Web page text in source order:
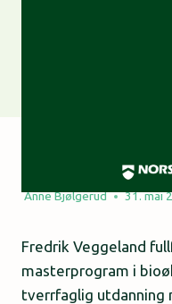
Anne Bjølgerud 31. mai
Fredrik Veggeland
masterprogram i
tverrfaglig